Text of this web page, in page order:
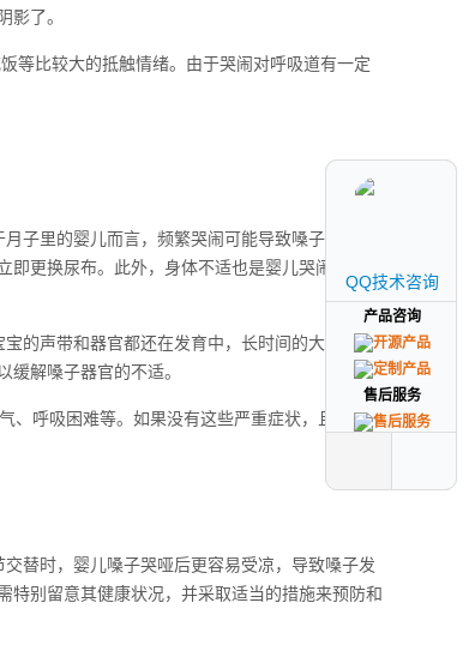
影了。
等比较大的抵触情绪。由于哭闹对呼吸道有一定
子里的婴儿而言，频繁哭闹可能导致嗓子哑。此
更换尿布。此外，身体不适也是婴儿哭闹的常见
的声带和器官都还在发育中，长时间的大哭可能
解嗓子器官的不适。
、呼吸困难等。如果没有这些严重症状，且嗓子
替时，婴儿嗓子哭哑后更容易受凉，导致嗓子发
特别留意其健康状况，并采取适当的措施来预防和
QQ技术咨询
产品咨询
售后服务
QQ技术咨询
产品咨询
售后服务